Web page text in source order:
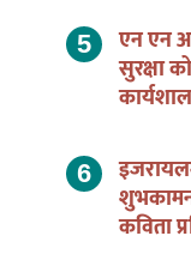
एन एन
सुरक्षा
कविता